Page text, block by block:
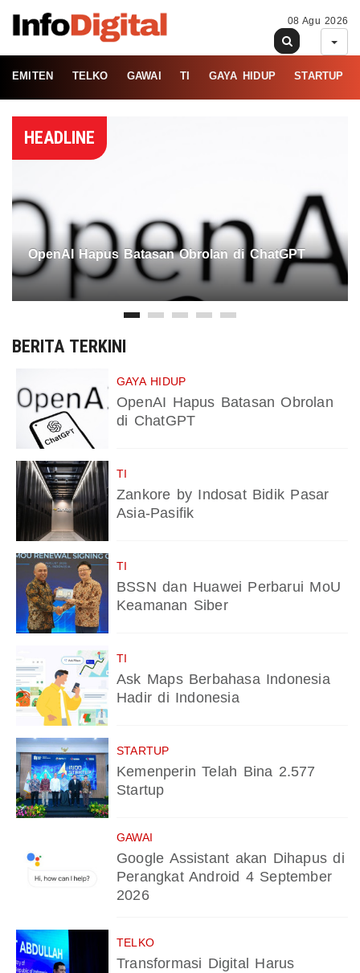
08 Agu 2026
EMITEN TELKO GAWAI TI GAYA HIDUP STARTUP
HEADLINE
OpenAI Hapus Batasan Obrolan di ChatGPT
BERITA TERKINI
GAYA HIDUP
OpenAI Hapus Batasan Obrolan
di ChatGPT
TI
Zankore by Indosat Bidik Pasar
Asia-Pasifik
TI
BSSN dan Huawei Perbarui MoU
Keamanan Siber
TI
Ask Maps Berbahasa Indonesia
Hadir di Indonesia
STARTUP
Kemenperin Telah Bina 2.577
Startup
GAWAI
Google Assistant akan Dihapus di
Perangkat Android 4 September
2026
TELKO
Transformasi Digital Harus